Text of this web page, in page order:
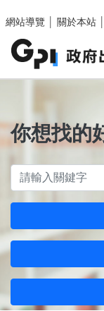
網站導覽
關於本站
你想找的